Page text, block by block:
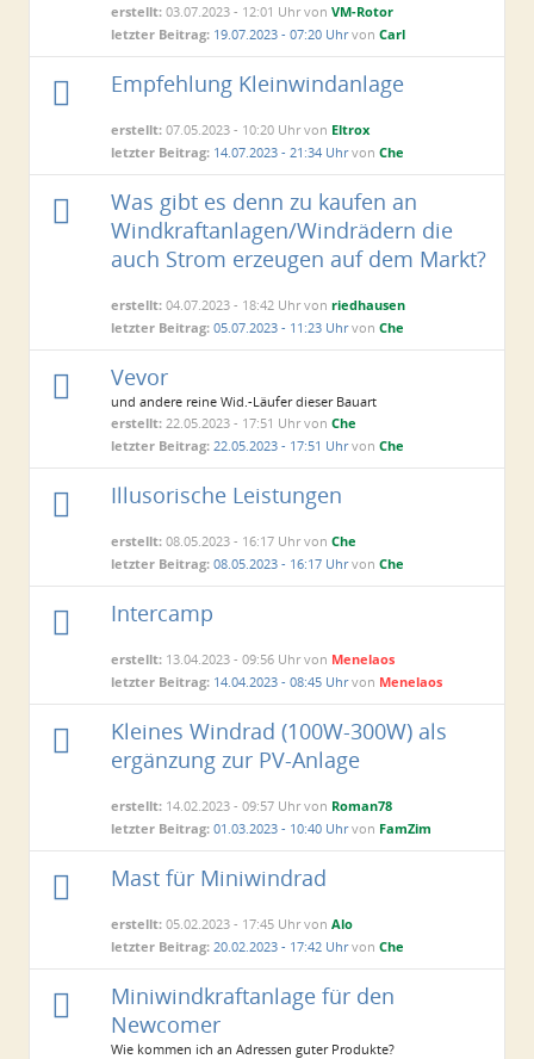
erstellt: 03.07.2023 - 12:01 Uhr vonVM-Rotor
letzter Beitrag: 19.07.2023 - 07:20 UhrvonCarl
Empfehlung Kleinwindanlage
erstellt: 07.05.2023 - 10:20 Uhr von Eltrox
letzter Beitrag: 14.07.2023 - 21:34 UhrvonChe
Was gibt es denn zu kaufen an
Windkraftanlagen/Windrädern die
auch Strom erzeugen auf dem Markt?
erstellt: 04.07.2023 - 18:42 Uhr vonriedhausen
letzter Beitrag: 05.07.2023 - 11:23 UhrvonChe
Vevor
und andere reine Wid.-Läufer dieser Bauart
erstellt: 22.05.2023 - 17:51 Uhr vonChe
letzter Beitrag: 22.05.2023 - 17:51 UhrvonChe
Illusorische Leistungen
erstellt: 08.05.2023 - 16:17 Uhr vonChe
letzter Beitrag: 08.05.2023 - 16:17 UhrvonChe
Intercamp
erstellt: 13.04.2023 - 09:56 Uhr von Menelaos
letzter Beitrag: 14.04.2023 - 08:45 Uhrvon Menelaos
Kleines Windrad (100W-300W) als
ergänzung zur PV-Anlage
erstellt: 14.02.2023 - 09:57 Uhr von Roman78
letzter Beitrag: 01.03.2023 - 10:40 Uhrvon FamZim
Mast für Miniwindrad
erstellt: 05.02.2023 - 17:45 Uhr vonAlo
letzter Beitrag: 20.02.2023 - 17:42 UhrvonChe
Miniwindkraftanlage für den
Newcomer
Wie kommen ich an Adressen guter Produkte?